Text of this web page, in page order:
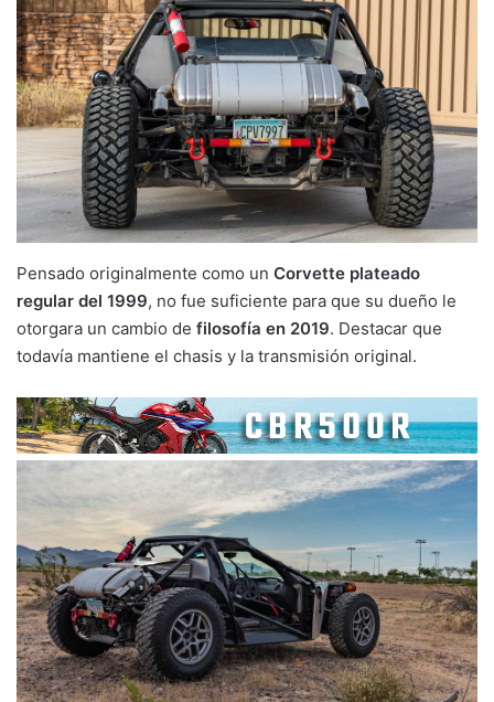
Pensado originalmente como un Corvette plateado
regular del 1999, no fue suficiente para que su dueño le
otorgara un cambio de filosofía en 2019. Destacar que
todavía mantiene el chasis y la transmisión original.